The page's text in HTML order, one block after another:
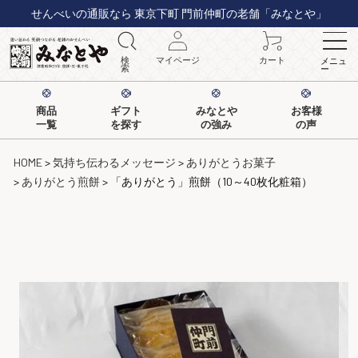
せんべいの通販なら 東京下町 門前仲町の老舗「みなとや」
検
索
マイページ カート メニュ
ー
商品
一覧
ギフト
を探す
みなとや
の強み
お客様
の声
HOME 気持ち伝わるメッセージ
ありがとうお菓子
ありがとう煎餅
「ありがとう」煎餅（10～40枚化粧箱）